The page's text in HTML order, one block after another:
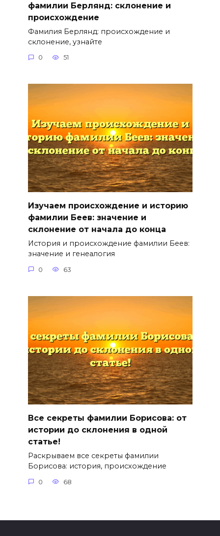
фамилии Берлянд: склонение и
происхождение
Фамилия Берлянд: происхождение и
склонение, узнайте
0 51
Изучаем происхождение и историю
фамилии Беев: значение и
склонение от начала до конца
История и происхождение фамилии Беев:
значение и генеалогия
0 63
Все секреты фамилии Борисова: от
истории до склонения в одной
статье!
Раскрываем все секреты фамилии
Борисова: история, происхождение
0 68